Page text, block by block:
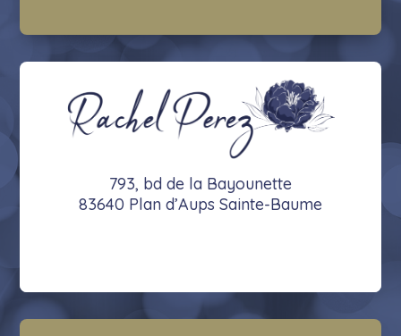
793, bd de la Bayounette
83640 Plan d’Aups Sainte-Baume